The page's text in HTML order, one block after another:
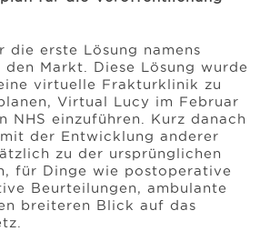
die erste Lösung namens
Markt. Diese Lösung wurde
virtuelle Frakturklinik zu
Virtual Lucy im Februar
NHS einzuführen. Kurz danach
der Entwicklung anderer
zu der ursprünglichen
für Dinge wie postoperative
Beurteilungen, ambulante
breiteren Blick auf das